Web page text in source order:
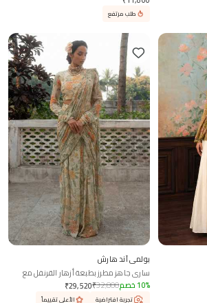
طلب مرتفع
بولمي آند هارش
ساري جاهز مطرز بطبعة أزهار القرنفل مع
بلوزة
₹29,520₹32,800 10% خصم
تجربة افتراضية الأعلى تقييماً